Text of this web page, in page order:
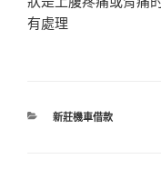
有處理
分
新莊機車借款